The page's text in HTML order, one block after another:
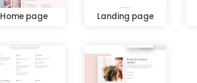
Home page Landing page